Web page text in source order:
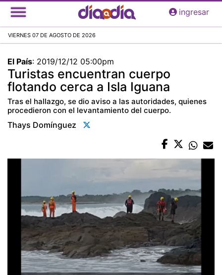
Pasar
al
principal
ingresar
VIERNES 07 DE AGOSTO DE 2026
El País: 2019/12/12 05:00pm
Turistas encuentran cuerpo
flotando cerca a Isla Iguana
Tras el hallazgo, se dio aviso a las autoridades, quienes
procedieron con el levantamiento del cuerpo.
Thays Domínguez